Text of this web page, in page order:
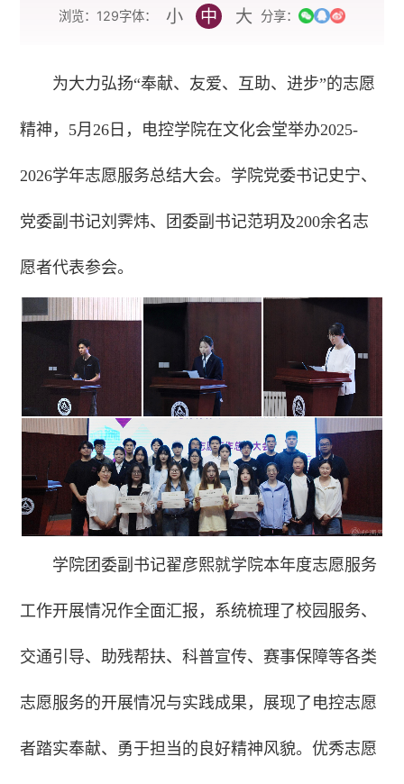
浏览： 129字体： 小 中 大 分享：
为大力弘扬“奉献、友爱、互助、进步”的志愿
精神，5月26日，电控学院在文化会堂举办2025-
2026学年志愿服务总结大会。学院党委书记史宁、
党委副书记刘霁炜、团委副书记范玥及200余名志
愿者代表参会。
学院团委副书记翟彦熙就学院本年度志愿服务
工作开展情况作全面汇报，系统梳理了校园服务、
交通引导、助残帮扶、科普宣传、赛事保障等各类
志愿服务的开展情况与实践成果，展现了电控志愿
者踏实奉献、勇于担当的良好精神风貌。优秀志愿